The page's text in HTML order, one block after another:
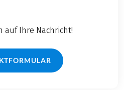
auf Ihre Nachricht!